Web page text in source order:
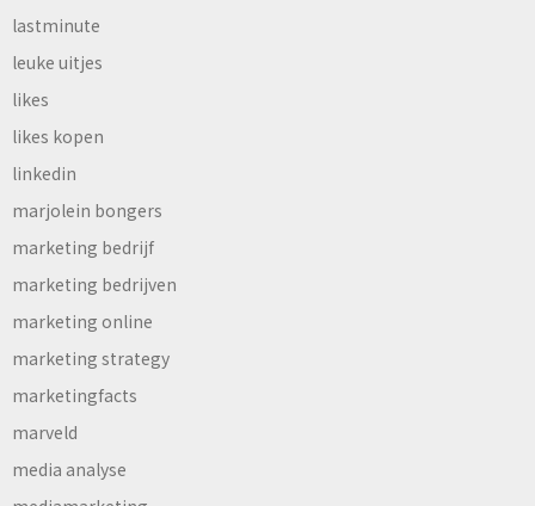
lastminute
leuke uitjes
likes
likes kopen
linkedin
marjolein bongers
marketing bedrijf
marketing bedrijven
marketing online
marketing strategy
marketingfacts
marveld
media analyse